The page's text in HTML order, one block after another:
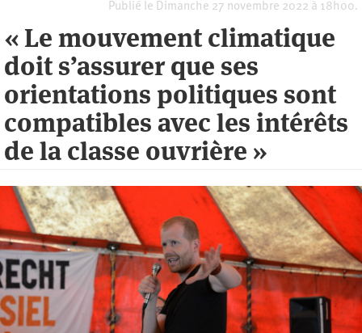
Publié le Dimanche 27 novembre 2022 à 18h00.
« Le mouvement climatique
doit s’assurer que ses
orientations politiques sont
compatibles avec les intérêts
de la classe ouvrière »